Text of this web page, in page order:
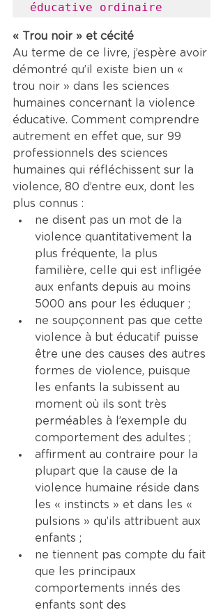
éducative ordinaire
« Trou noir » et cécité
Au terme de ce livre, j’espère avoir
démontré qu’il existe bien un «
trou noir » dans les sciences
humaines concernant la violence
éducative. Comment comprendre
autrement en effet que, sur 99
professionnels des sciences
humaines qui réfléchissent sur la
violence, 80 d’entre eux, dont les
plus connus :
ne disent pas un mot de la
violence quantitativement la
plus fréquente, la plus
familière, celle qui est infligée
aux enfants depuis au moins
5000 ans pour les éduquer ;
ne soupçonnent pas que cette
violence à but éducatif puisse
être une des causes des autres
formes de violence, puisque
les enfants la subissent au
moment où ils sont très
perméables à l’exemple du
comportement des adultes ;
affirment au contraire pour la
plupart que la cause de la
violence humaine réside dans
les « instincts » et dans les «
pulsions » qu’ils attribuent aux
enfants ;
ne tiennent pas compte du fait
que les principaux
comportements innés des
enfants sont des